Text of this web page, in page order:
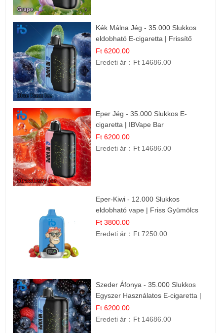
Kék Málna Jég - 35.000 Slukkos
eldobható E-cigaretta | Frissítő
Ízélmény
Ft 6200.00
Eredeti ár： Ft 14686.00
Eper Jég - 35.000 Slukkos E-
cigaretta | IBVape Bar
Ft 6200.00
Eredeti ár： Ft 14686.00
Eper-Kiwi - 12.000 Slukkos
eldobható vape | Friss Gyümölcs
Kombináció
Ft 3800.00
Eredeti ár： Ft 7250.00
Szeder Áfonya - 35.000 Slukkos
Egyszer Használatos E-cigaretta |
Prémium Ízélmény
Ft 6200.00
Eredeti ár： Ft 14686.00